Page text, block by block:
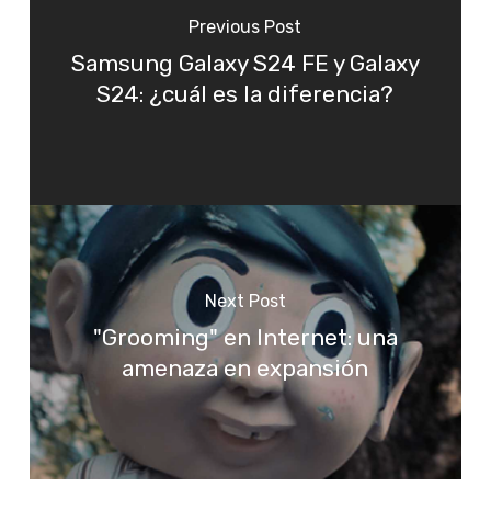
Previous Post
Samsung Galaxy S24 FE y Galaxy
S24: ¿cuál es la diferencia?
Next Post
"Grooming" en Internet: una
amenaza en expansión